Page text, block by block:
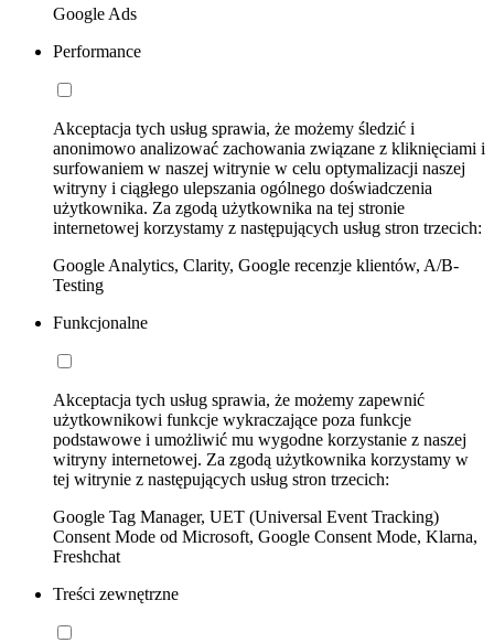
Google Ads
Performance
Akceptacja tych usług sprawia, że możemy śledzić i
anonimowo analizować zachowania związane z kliknięciami i
surfowaniem w naszej witrynie w celu optymalizacji naszej
witryny i ciągłego ulepszania ogólnego doświadczenia
użytkownika. Za zgodą użytkownika na tej stronie
internetowej korzystamy z następujących usług stron trzecich:
Google Analytics, Clarity, Google recenzje klientów, A/B-
Testing
Funkcjonalne
Akceptacja tych usług sprawia, że możemy zapewnić
użytkownikowi funkcje wykraczające poza funkcje
podstawowe i umożliwić mu wygodne korzystanie z naszej
witryny internetowej. Za zgodą użytkownika korzystamy w
tej witrynie z następujących usług stron trzecich:
Google Tag Manager, UET (Universal Event Tracking)
Consent Mode od Microsoft, Google Consent Mode, Klarna,
Freshchat
Treści zewnętrzne